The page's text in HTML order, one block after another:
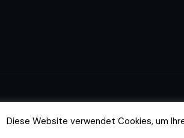
Diese Website verwendet Cookies, um